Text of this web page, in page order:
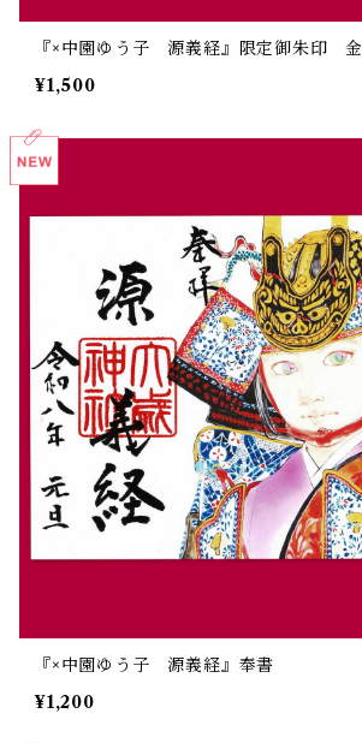
『×中園ゆう子 源義経』限定御朱印 金
¥1,500
『×中園ゆう子 源義経』奉書
¥1,200